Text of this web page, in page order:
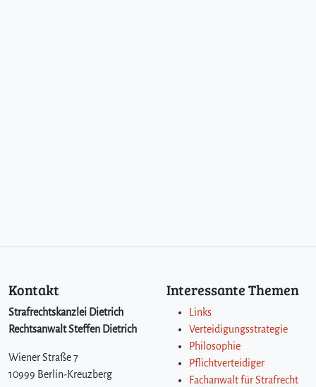
Kontakt
Strafrechtskanzlei Dietrich
Rechtsanwalt Steffen Dietrich
Wiener Straße 7
10999 Berlin-Kreuzberg
Interessante Themen
Links
Verteidigungsstrategie
Philosophie
Pflichtverteidiger
Fachanwalt für Strafrecht